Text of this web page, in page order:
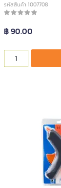
รหัสสินค้า 1007708
฿ 90.00